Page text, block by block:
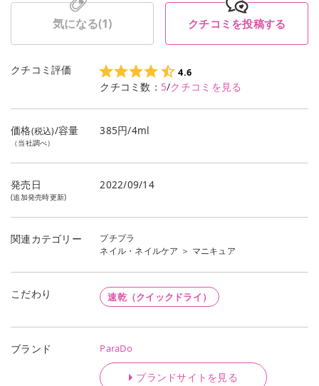
気になる(1) クチコミを投稿する
クチコミ評価 4.6
クチコミ数： 5/クチコミを見る
価格(税込)/容量
（当社調べ）
385円/4ml
発売日
(追加発売時更新)
2022/09/14
関連カテゴリー
プチプラ
ネイル・ネイルケア ＞ マニキュア
こだわり 速乾（クイックドライ）
ブランド ParaDo
ブランドサイトを見る